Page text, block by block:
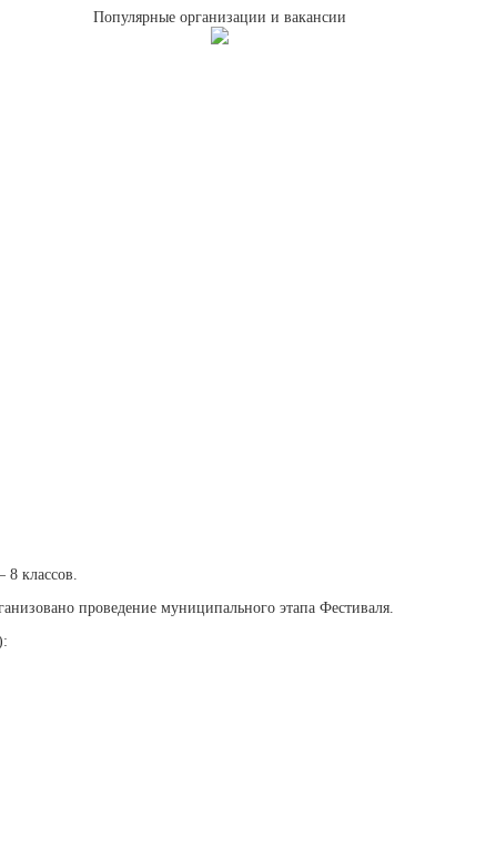
Популярные организации и вакансии
классов.
проведение муниципального этапа Фестиваля.